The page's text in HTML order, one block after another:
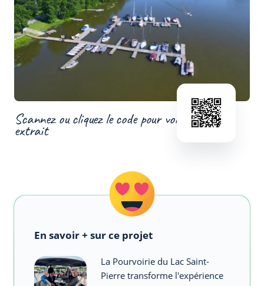
Scannez ou cliquez le code pour voir un
extrait
En savoir + sur ce projet
La Pourvoirie du Lac Saint-
Pierre transforme l'expérience